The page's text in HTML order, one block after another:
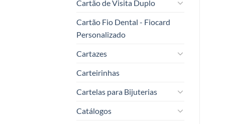
Cartão de Visita Duplo
Cartão Fio Dental - Fiocard
Personalizado
Cartazes
Carteirinhas
Cartelas para Bijuterias
Catálogos